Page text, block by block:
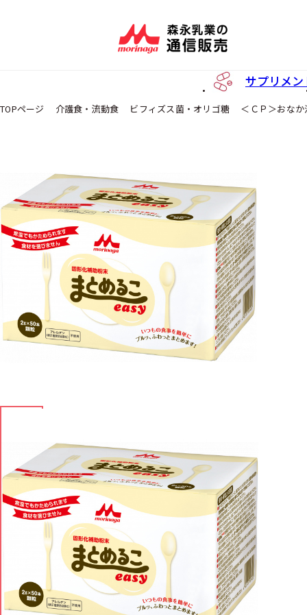
サプリメン
TOPページ 介護食・流動食 ビフィズス菌・オリゴ糖 ＜ＣＰ＞おな